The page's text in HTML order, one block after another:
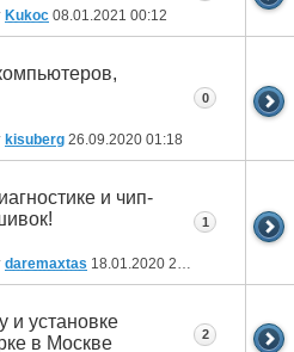
Kukoc 08.01.2021 00:12
kisuberg 26.09.2020 01:18
0
и чип-
daremaxtas 18.01.2020 21:37
1
и установке
в Москве
2